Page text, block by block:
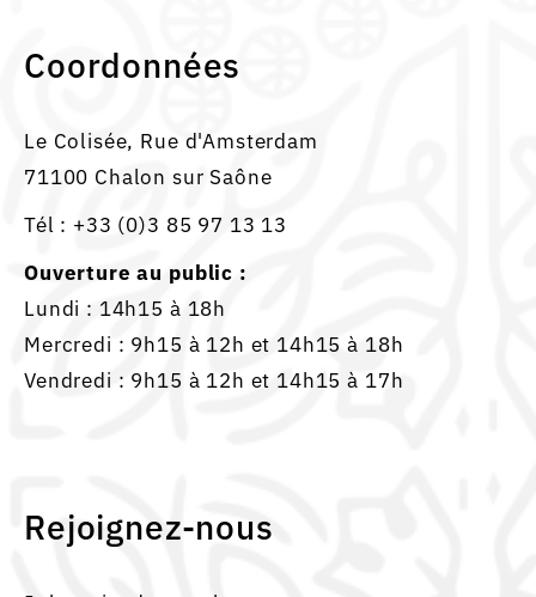
Coordonnées
Le Colisée, Rue d'Amsterdam
71100 Chalon sur Saône
Tél : +33 (0)3 85 97 13 13
Ouverture au public :
Lundi : 14h15 à 18h
Mercredi : 9h15 à 12h et 14h15 à 18h
Vendredi : 9h15 à 12h et 14h15 à 17h
Rejoignez-nous